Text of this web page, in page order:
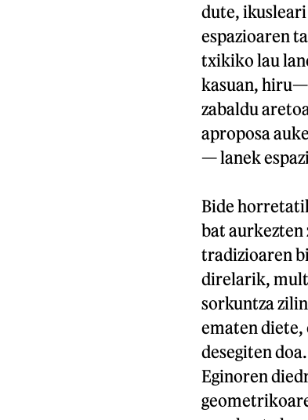
dute,
espazioaren
txikiko lau
kasuan,
zabaldu
aproposa
— lanek
Bide
bat aurkezten
tradizioaren
direlarik,
sorkuntza
ematen diete,
desegiten
Eginoren